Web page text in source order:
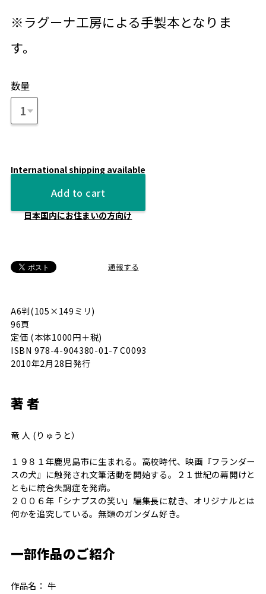
※ラグーナ工房による手製本となりま
す。
数量
International shipping available
Add to cart
日本国内にお住まいの方向け
通報する
A6判(105×149ミリ)
96頁
定価 (本体1000円＋税)
ISBN 978-4-904380-01-7 C0093
2010年2月28日発行
著 者
竜 人 (りゅうと）
１９８１年鹿児島市に生まれる。高校時代、映画『フランダー
スの犬』に触発され文筆活動を開始する。２１世紀の幕開けと
ともに統合失調症を発病。
２００６年「シナプスの笑い」編集長に就き、オリジナルとは
何かを追究している。無類のガンダム好き。
一部作品のご紹介
作品名： 牛